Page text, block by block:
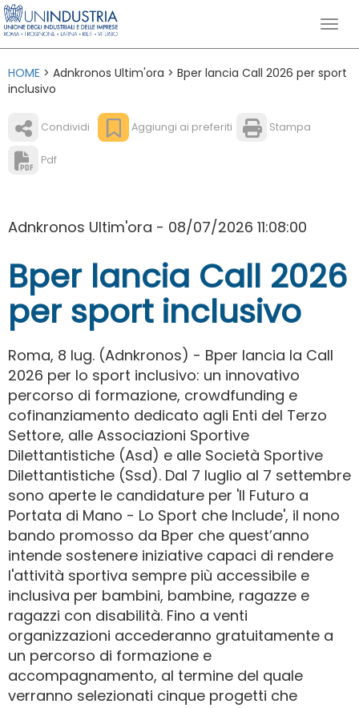
HOME > Adnkronos Ultim'ora > Bper lancia Call 2026 per sport
inclusivo
Condividi Aggiungi ai preferiti Stampa
Pdf
Adnkronos Ultim'ora - 08/07/2026 11:08:00
Bper lancia Call 2026
per sport inclusivo
Roma, 8 lug. (Adnkronos) - Bper lancia la Call
2026 per lo sport inclusivo: un innovativo
percorso di formazione, crowdfunding e
cofinanziamento dedicato agli Enti del Terzo
Settore, alle Associazioni Sportive
Dilettantistiche (Asd) e alle Società Sportive
Dilettantistiche (Ssd). Dal 7 luglio al 7 settembre
sono aperte le candidature per 'Il Futuro a
Portata di Mano - Lo Sport che Include', il nono
bando promosso da Bper che quest’anno
intende sostenere iniziative capaci di rendere
l'attività sportiva sempre più accessibile e
inclusiva per bambini, bambine, ragazze e
ragazzi con disabilità. Fino a venti
organizzazioni accederanno gratuitamente a
un percorso di formazione e
accompagnamento, al termine del quale
verranno selezionati cinque progetti che